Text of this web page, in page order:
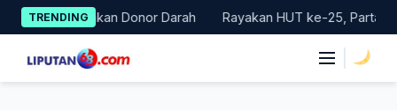
Skip
to
content
TRENDING
Gerakan Donor Darah Rayakan HUT ke-25, Partai